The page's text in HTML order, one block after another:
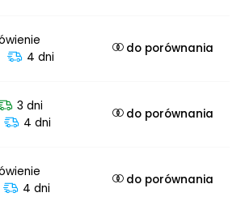
4 dni
do porównania
3 dni
4 dni
do porównania
4 dni
do porównania